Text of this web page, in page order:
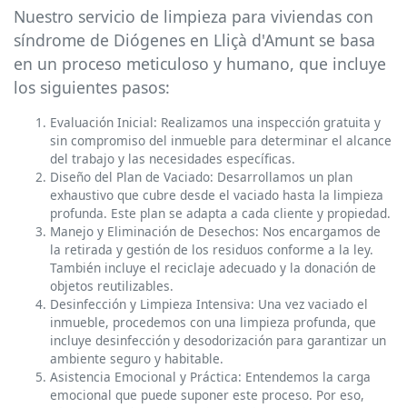
Nuestro servicio de limpieza para viviendas con
síndrome de Diógenes en Lliçà d'Amunt se basa
en un proceso meticuloso y humano, que incluye
los siguientes pasos:
Evaluación Inicial: Realizamos una inspección gratuita y
sin compromiso del inmueble para determinar el alcance
del trabajo y las necesidades específicas.
Diseño del Plan de Vaciado: Desarrollamos un plan
exhaustivo que cubre desde el vaciado hasta la limpieza
profunda. Este plan se adapta a cada cliente y propiedad.
Manejo y Eliminación de Desechos: Nos encargamos de
la retirada y gestión de los residuos conforme a la ley.
También incluye el reciclaje adecuado y la donación de
objetos reutilizables.
Desinfección y Limpieza Intensiva: Una vez vaciado el
inmueble, procedemos con una limpieza profunda, que
incluye desinfección y desodorización para garantizar un
ambiente seguro y habitable.
Asistencia Emocional y Práctica: Entendemos la carga
emocional que puede suponer este proceso. Por eso,